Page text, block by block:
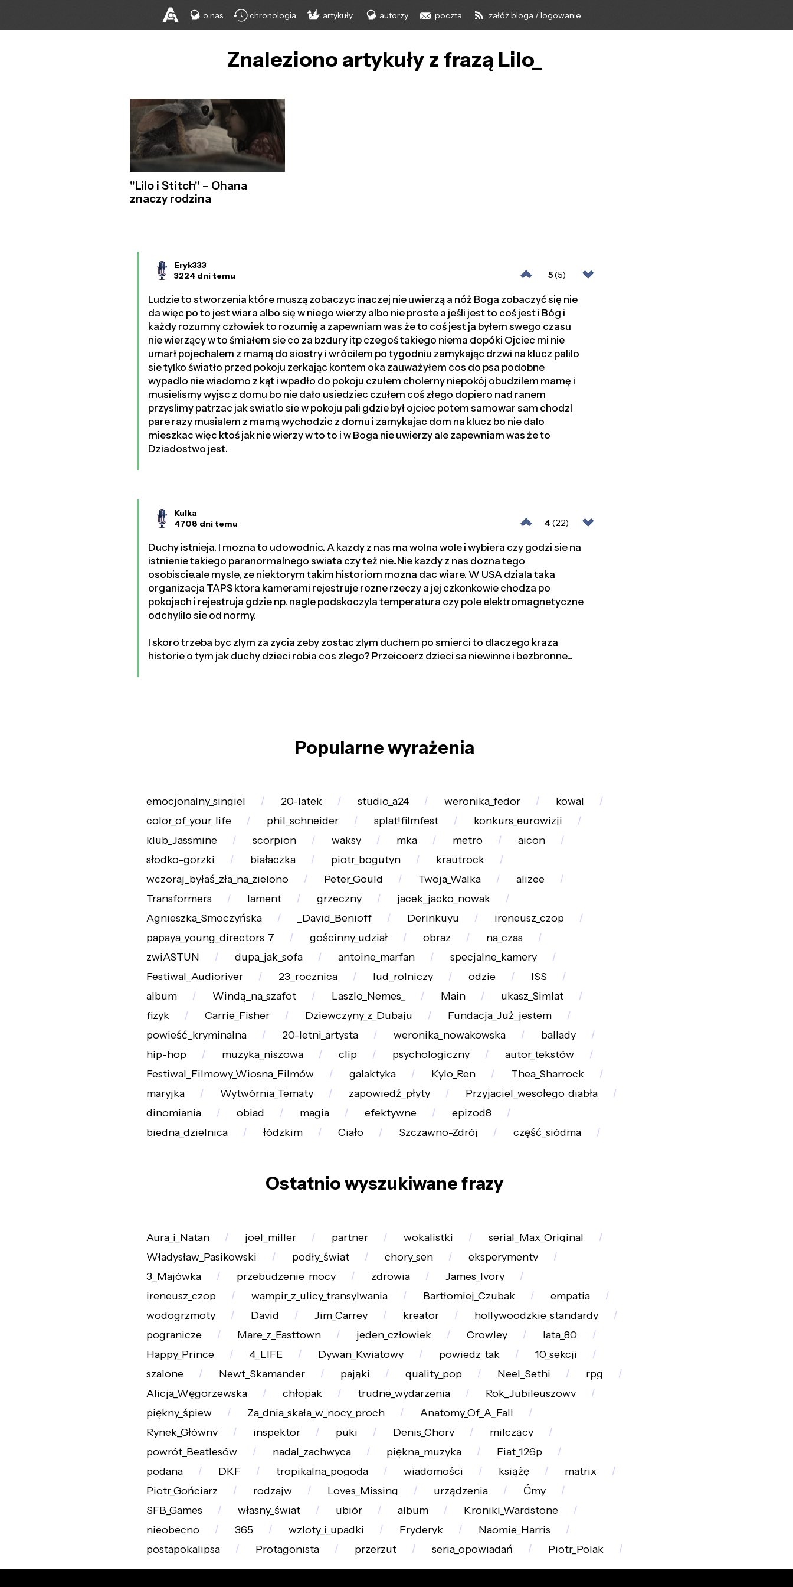
o nas chronologia artykuły autorzy poczta załóż bloga / logowanie
Znaleziono artykuły z frazą Lilo_
"Lilo i Stitch" – Ohana
znaczy rodzina
5(5)
Eryk333
3224 dni temu
Ludzie to stworzenia które muszą zobaczyc inaczej nie uwierzą a nóż Boga zobaczyć się nie
da więc po to jest wiara albo się w niego wierzy albo nie proste a jeśli jest to coś jest i Bóg i
każdy rozumny człowiek to rozumię a zapewniam was że to coś jest ja byłem swego czasu
nie wierzący w to śmiałem sie co za bzdury itp czegoś takiego niema dopóki Ojciec mi nie
umarł pojechalem z mamą do siostry i wrócilem po tygodniu zamykając drzwi na klucz palilo
sie tylko światło przed pokoju zerkając kontem oka zauważyłem cos do psa podobne
wypadlo nie wiadomo z kąt i wpadło do pokoju czułem cholerny niepokój obudzilem mamę i
musielismy wyjsc z domu bo nie dało usiedziec czułem coś złego dopiero nad ranem
przyslimy patrzac jak swiatlo sie w pokoju pali gdzie był ojciec potem samowar sam chodzl
pare razy musialem z mamą wychodzic z domu i zamykajac dom na klucz bo nie dalo
mieszkac więc ktoś jak nie wierzy w to to i w Boga nie uwierzy ale zapewniam was że to
Dziadostwo jest.
4(22)
Kulka
4708 dni temu
Duchy istnieja. I mozna to udowodnic. A kazdy z nas ma wolna wole i wybiera czy godzi sie na
istnienie takiego paranormalnego swiata czy też nie..Nie kazdy z nas dozna tego
osobiscie.ale mysle, ze niektorym takim historiom mozna dac wiare. W USA dziala taka
organizacja TAPS ktora kamerami rejestruje rozne rzeczy a jej czkonkowie chodza po
pokojach i rejestruja gdzie np. nagle podskoczyla temperatura czy pole elektromagnetyczne
odchylilo sie od normy.
I skoro trzeba byc zlym za zycia zeby zostac zlym duchem po smierci to dlaczego kraza
historie o tym jak duchy dzieci robia cos zlego? Przeicoerz dzieci sa niewinne i bezbronne...
Popularne wyrażenia
emocjonalny_singiel 20-latek studio_a24 weronika_fedor
kowal
color_of_your_life
phil_schneider splat!filmfest
konkurs_eurowizji
klub_Jassmine
scorpion waksy mka metro
aicon
słodko-gorzki
białaczka piotr_bogutyn
krautrock
wczoraj_byłaś_zła_na_zielono
Peter_Gould Twoja_Walka
alizee
Transformers
lament grzeczny
jacek_jacko_nowak
Agnieszka_Smoczyńska
_David_Benioff Derinkuyu
ireneusz_czop
papaya_young_directors_7
gościnny_udział obraz
na_czas
zwiASTUN
dupa_jak_sofa antoine_marfan
specjalne_kamery
Festiwal_Audioriver
23_rocznica lud_rolniczy odzie
ISS
album
Windą_na_szafot Laszlo_Nemes_ Main
ukasz_Simlat
fizyk
Carrie_Fisher Dziewczyny_z_Dubaju
Fundacja_Już_jestem
powieść_kryminalna
20-letni_artysta weronika_nowakowska
ballady
hip-hop
muzyka_niszowa clip psychologiczny
autor_tekstów
Festiwal_Filmowy_Wiosna_Filmów
galaktyka Kylo_Ren
Thea_Sharrock
maryjka
Wytwórnia_Tematy zapowiedź_płyty
Przyjaciel_wesołego_diabła
dinomiania
obiad magia efektywne
epizod8
biedna_dzielnica
łódzkim Ciało Szczawno-Zdrój część_siódma
Ostatnio wyszukiwane frazy
Aura_i_Natan joel_miller partner wokalistki
serial_Max_Original
Władysław_Pasikowski
podły_świat chory_sen
eksperymenty
3_Majówka
przebudzenie_mocy zdrowia
James_Ivory
ireneusz_czop
wampir_z_ulicy_transylwania Bartłomiej_Czubak
empatia
wodogrzmoty
David Jim_Carrey kreator
hollywoodzkie_standardy
pogranicze
Mare_z_Easttown jeden_człowiek Crowley
lata_80
Happy_Prince
4_LIFE Dywan_Kwiatowy powiedz_tak
10_sekcji
szalone
Newt_Skamander pająki quality_pop Neel_Sethi
rpg
Alicja_Węgorzewska
chłopak trudne_wydarzenia
Rok_Jubileuszowy
piękny_śpiew
Za_dnia_skała_w_nocy_proch
Anatomy_Of_A_Fall
Rynek_Główny
inspektor puki Denis_Chory
milczący
powrót_Beatlesów
nadal_zachwyca piękna_muzyka
Fiat_126p
podana
DKF tropikalna_pogoda wiadomości książę
matrix
Piotr_Gońciarz
rodzajw Loves_Missing urządzenia
Ćmy
SFB_Games
własny_świat ubiór album
Kroniki_Wardstone
nieobecno
365 wzloty_i_upadki Fryderyk
Naomie_Harris
postapokalipsa
Protagonista przerzut seria_opowiadań Piotr_Polak